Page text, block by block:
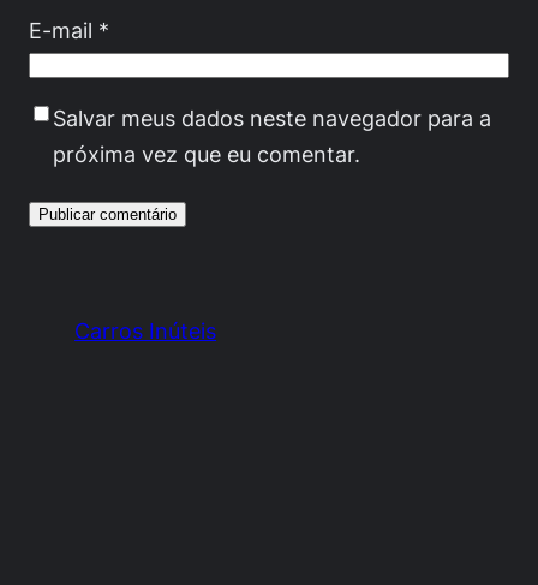
E-mail *
Salvar meus dados neste navegador para a
próxima vez que eu comentar.
Carros Inúteis